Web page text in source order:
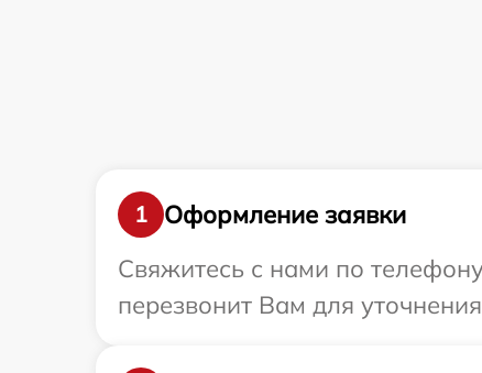
1
Оформление заявки
Свяжитесь с нами по
перезвонит Вам для